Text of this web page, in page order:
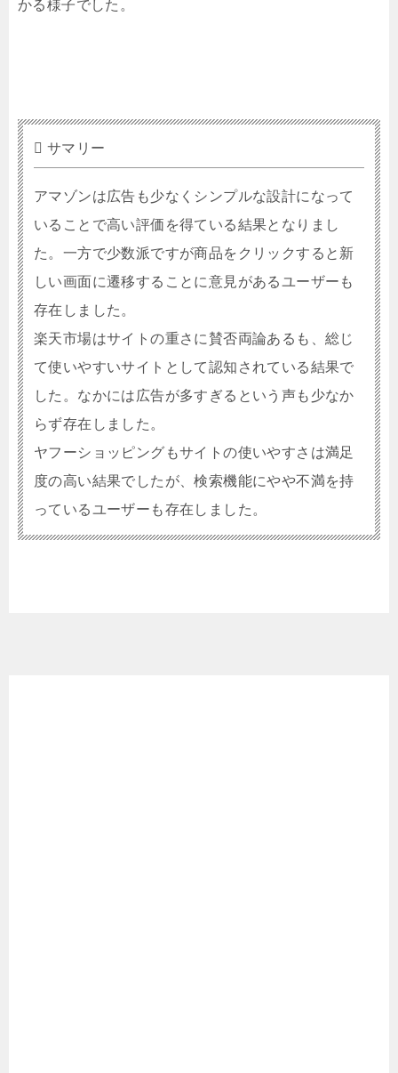
かる様子でした。
サマリー
アマゾンは広告も少なくシンプルな設計になって
いることで高い評価を得ている結果となりまし
た。一方で少数派ですが商品をクリックすると新
しい画面に遷移することに意見があるユーザーも
存在しました。
楽天市場はサイトの重さに賛否両論あるも、総じ
て使いやすいサイトとして認知されている結果で
した。なかには広告が多すぎるという声も少なか
らず存在しました。
ヤフーショッピングもサイトの使いやすさは満足
度の高い結果でしたが、検索機能にやや不満を持
っているユーザーも存在しました。